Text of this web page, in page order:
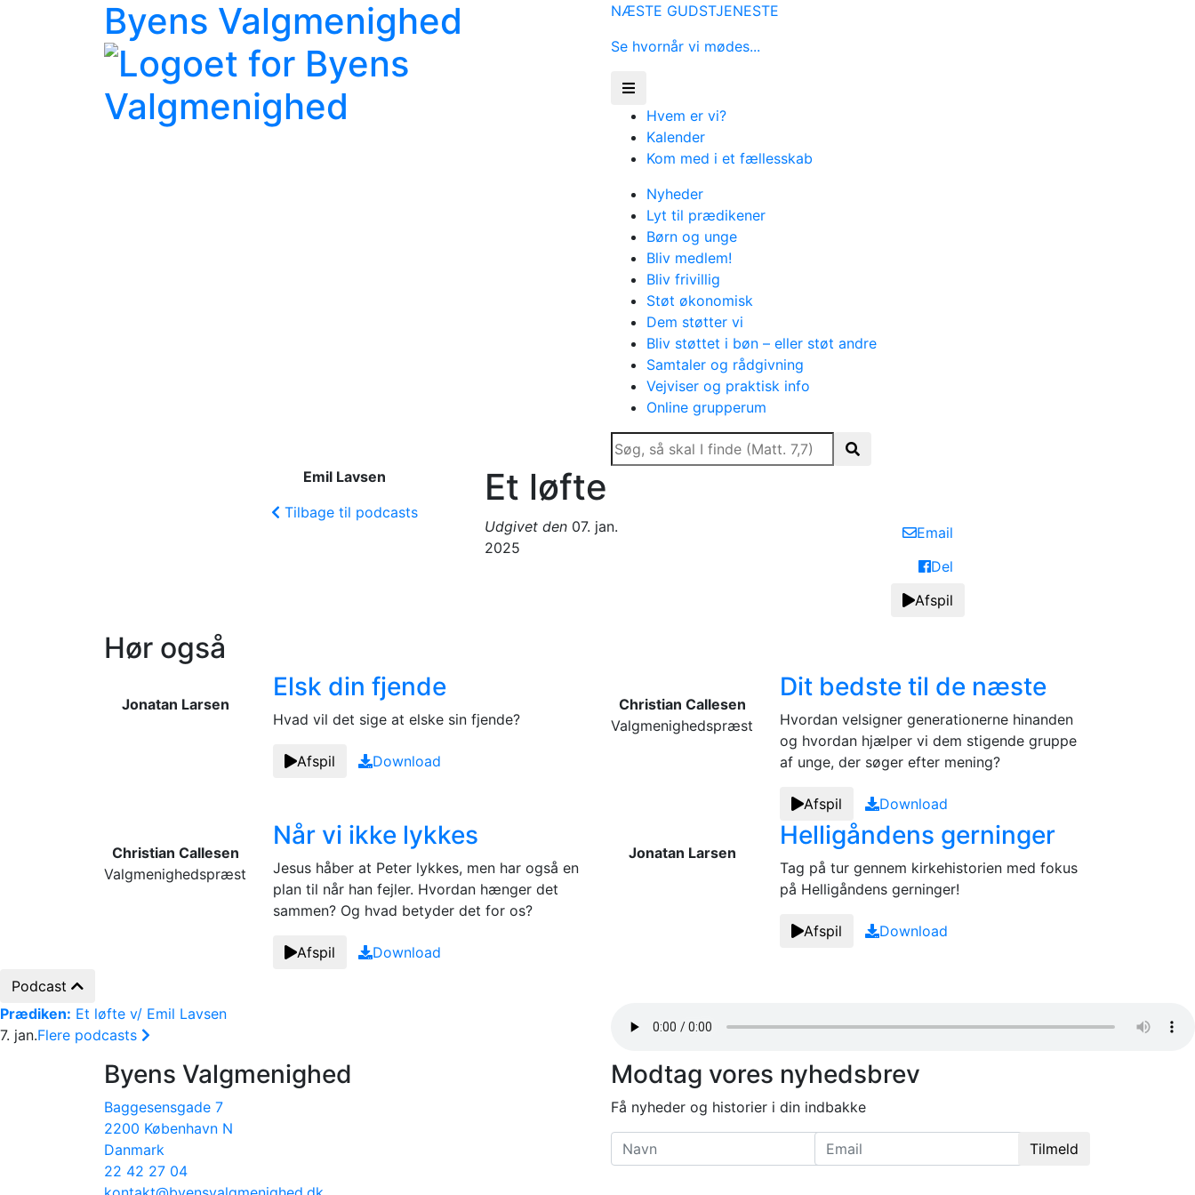
Byens Valgmenighed
NÆSTE GUDSTJENESTE
Se hvornår vi mødes...
Åbn menu
Hvem er vi?
Kalender
Kom med i et fællesskab
Nyheder
Lyt til prædikener
Børn og unge
Bliv medlem!
Bliv frivillig
Støt økonomisk
Dem støtter vi
Bliv støttet i bøn – eller støt andre
Samtaler og rådgivning
Vejviser og praktisk info
Online grupperum
Emil Lavsen
Tilbage til podcasts
Et løfte
Udgivet den 07. jan.
2025
Email
Del
Afspil
Hør også
Jonatan Larsen
Elsk din fjende
Hvad vil det sige at elske sin fjende?
Afspil Download
Christian Callesen
Valgmenighedspræst
Dit bedste til de næste
Hvordan velsigner generationerne hinanden
og hvordan hjælper vi dem stigende gruppe
af unge, der søger efter mening?
Afspil Download
Christian Callesen
Valgmenighedspræst
Når vi ikke lykkes
Jesus håber at Peter lykkes, men har også en
plan til når han fejler. Hvordan hænger det
sammen? Og hvad betyder det for os?
Afspil Download
Jonatan Larsen
Helligåndens gerninger
Tag på tur gennem kirkehistorien med fokus
på Helligåndens gerninger!
Afspil Download
Podcast
Prædiken: Et løfte v/ Emil Lavsen
7. jan.Flere podcasts
Byens Valgmenighed
Adresse:
Baggesensgade 7
2200 København N
Danmark
Tlf.:
22 42 27 04
Email:
Modtag vores nyhedsbrev
Få nyheder og historier i din indbakke
Navn
Email
Tilmeld